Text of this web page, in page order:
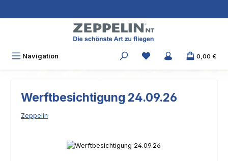
Navigation 0,00 €
Werftbesichtigung 24.09.26
Zeppelin
Bildergalerie überspringen